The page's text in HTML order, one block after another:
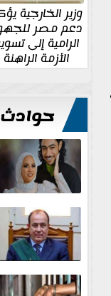
وزير الخارجية
دعم مصر
الرامية إلى
الأزمة الراهنة
بورسعيد